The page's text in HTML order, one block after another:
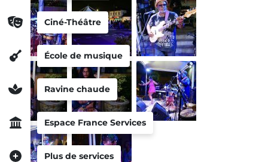
Ciné-Théâtre
École de musique
Ravine chaude
Espace France Services
Plus de services